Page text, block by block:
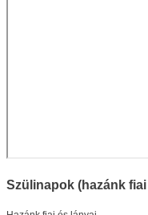
Szülinapok (hazánk